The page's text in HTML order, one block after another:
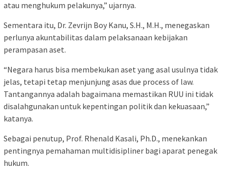
atau menghukum pelakunya,” ujarnya.
Sementara itu, Dr. Zevrijn Boy Kanu, S.H., M.H., menegaskan
perlunya akuntabilitas dalam pelaksanaan kebijakan
perampasan aset.
“Negara harus bisa membekukan aset yang asal usulnya tidak
jelas, tetapi tetap menjunjung asas due process of law.
Tantangannya adalah bagaimana memastikan RUU ini tidak
disalahgunakan untuk kepentingan politik dan kekuasaan,”
katanya.
Sebagai penutup, Prof. Rhenald Kasali, Ph.D., menekankan
pentingnya pemahaman multidisipliner bagi aparat penegak
hukum.